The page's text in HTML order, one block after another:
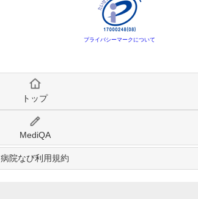
プライバシーマークについて
トップ
MediQA
病院なび利用規約